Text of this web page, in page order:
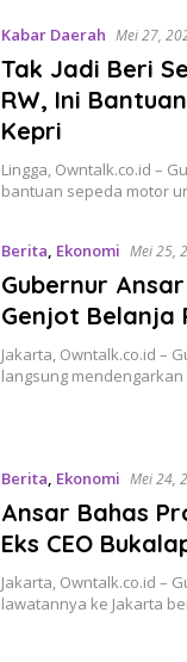
Kabar Daerah Mei 27,
Tak Jadi Beri
RW, Ini
Kepri
Lingga, Owntalk.co.id –
bantuan sepeda motor
Berita, Ekonomi Mei 25,
Gubernur
Genjot Belanja
Jakarta, Owntalk.co.id –
langsung
Berita, Ekonomi Mei 24,
Ansar Bahas
Eks CEO
Jakarta, Owntalk.co.id –
lawatannya ke Jakarta